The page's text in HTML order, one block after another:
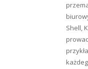
Shell,